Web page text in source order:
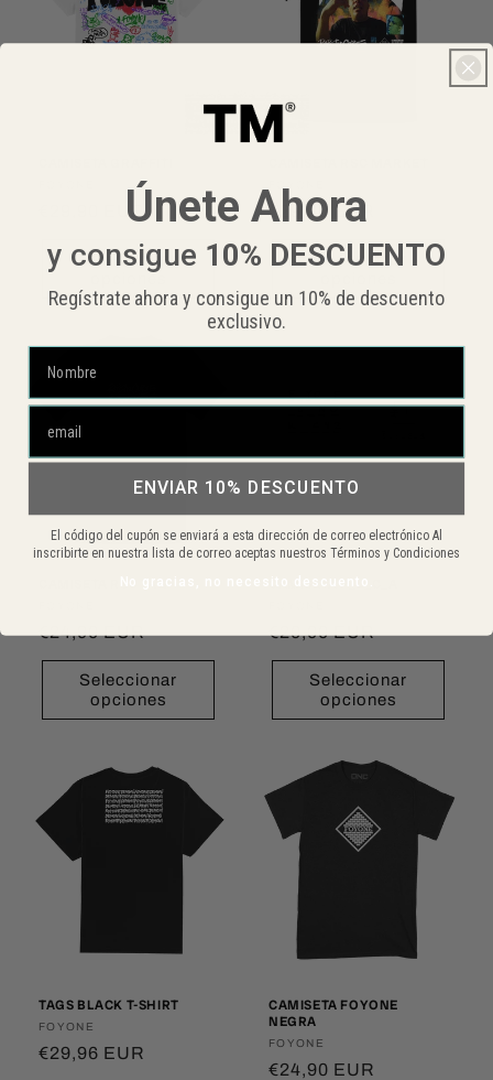
€29,90 EUR
Seleccionar
Proveedor:
Precio
€29,90 EUR
Seleccionar
Precio
habitual
€24,90 EUR
Seleccionar
opciones
Precio
habitual
€20,00 EUR
Seleccionar
opciones
TAGS BLACK T-SHIRT
Proveedor:
FOYONE
Precio
€29,96 EUR
CAMISETA FOYONE
NEGRA
Proveedor:
FOYONE
Precio
€24,90 EUR
Únete Ahora
y consigue 10% DESCUENTO
Regístrate ahora y consigue un 10% de descuento
exclusivo.
ENVIAR 10% DESCUENTO
El código del cupón se enviará a esta dirección de correo electrónico Al
inscribirte en nuestra lista de correo aceptas nuestros Términos y Condiciones